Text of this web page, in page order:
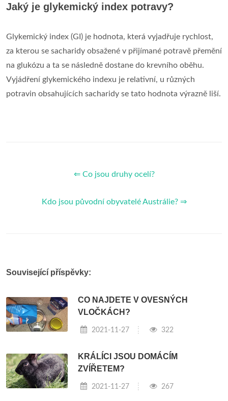
Jaký je glykemický index potravy?
Glykemický index (GI) je hodnota, která vyjadřuje rychlost,
za kterou se sacharidy obsažené v přijímané potravě přemění
na glukózu a ta se následně dostane do krevního oběhu.
Vyjádření glykemického indexu je relativní, u různých
potravin obsahujících sacharidy se tato hodnota výrazně liší.
⇐ Co jsou druhy ocelí?
Kdo jsou původní obyvatelé Austrálie? ⇒
Související příspěvky:
CO NAJDETE V OVESNÝCH
VLOČKÁCH?
2021-11-27 322
KRÁLÍCI JSOU DOMÁCÍM
ZVÍŘETEM?
2021-11-27 267